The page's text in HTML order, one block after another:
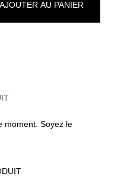
AJOUTER AU PANIER
moment. Soyez le